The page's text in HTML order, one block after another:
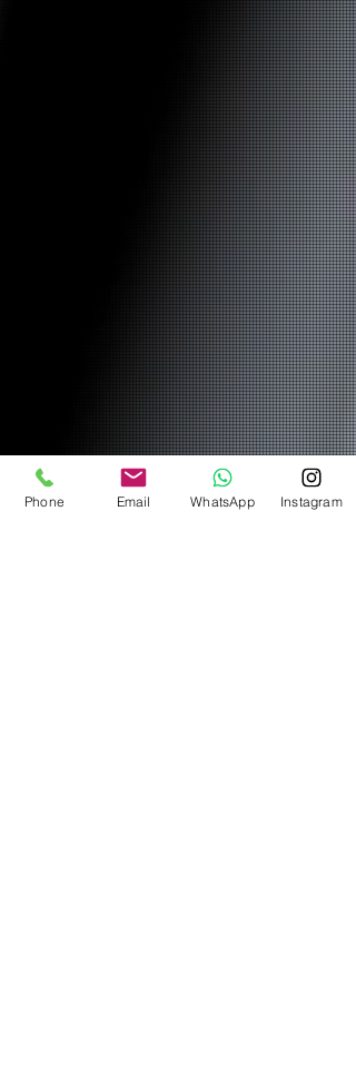
Phone Email WhatsApp Instagram